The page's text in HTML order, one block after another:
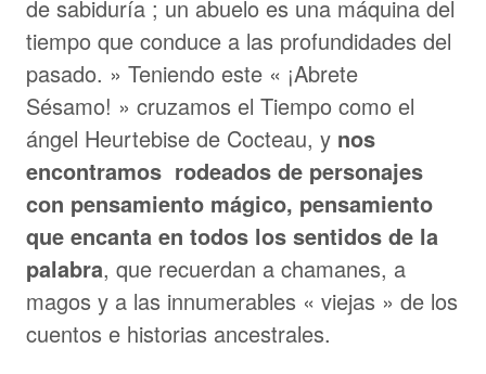
de sabiduría ; un abuelo es una máquina del
tiempo que conduce a las profundidades del
pasado. » Teniendo este « ¡Abrete
Sésamo! » cruzamos el Tiempo como el
ángel Heurtebise de Cocteau, y nos
encontramos rodeados de personajes
con pensamiento mágico, pensamiento
que encanta en todos los sentidos de la
palabra, que recuerdan a chamanes, a
magos y a las innumerables « viejas » de los
cuentos e historias ancestrales.